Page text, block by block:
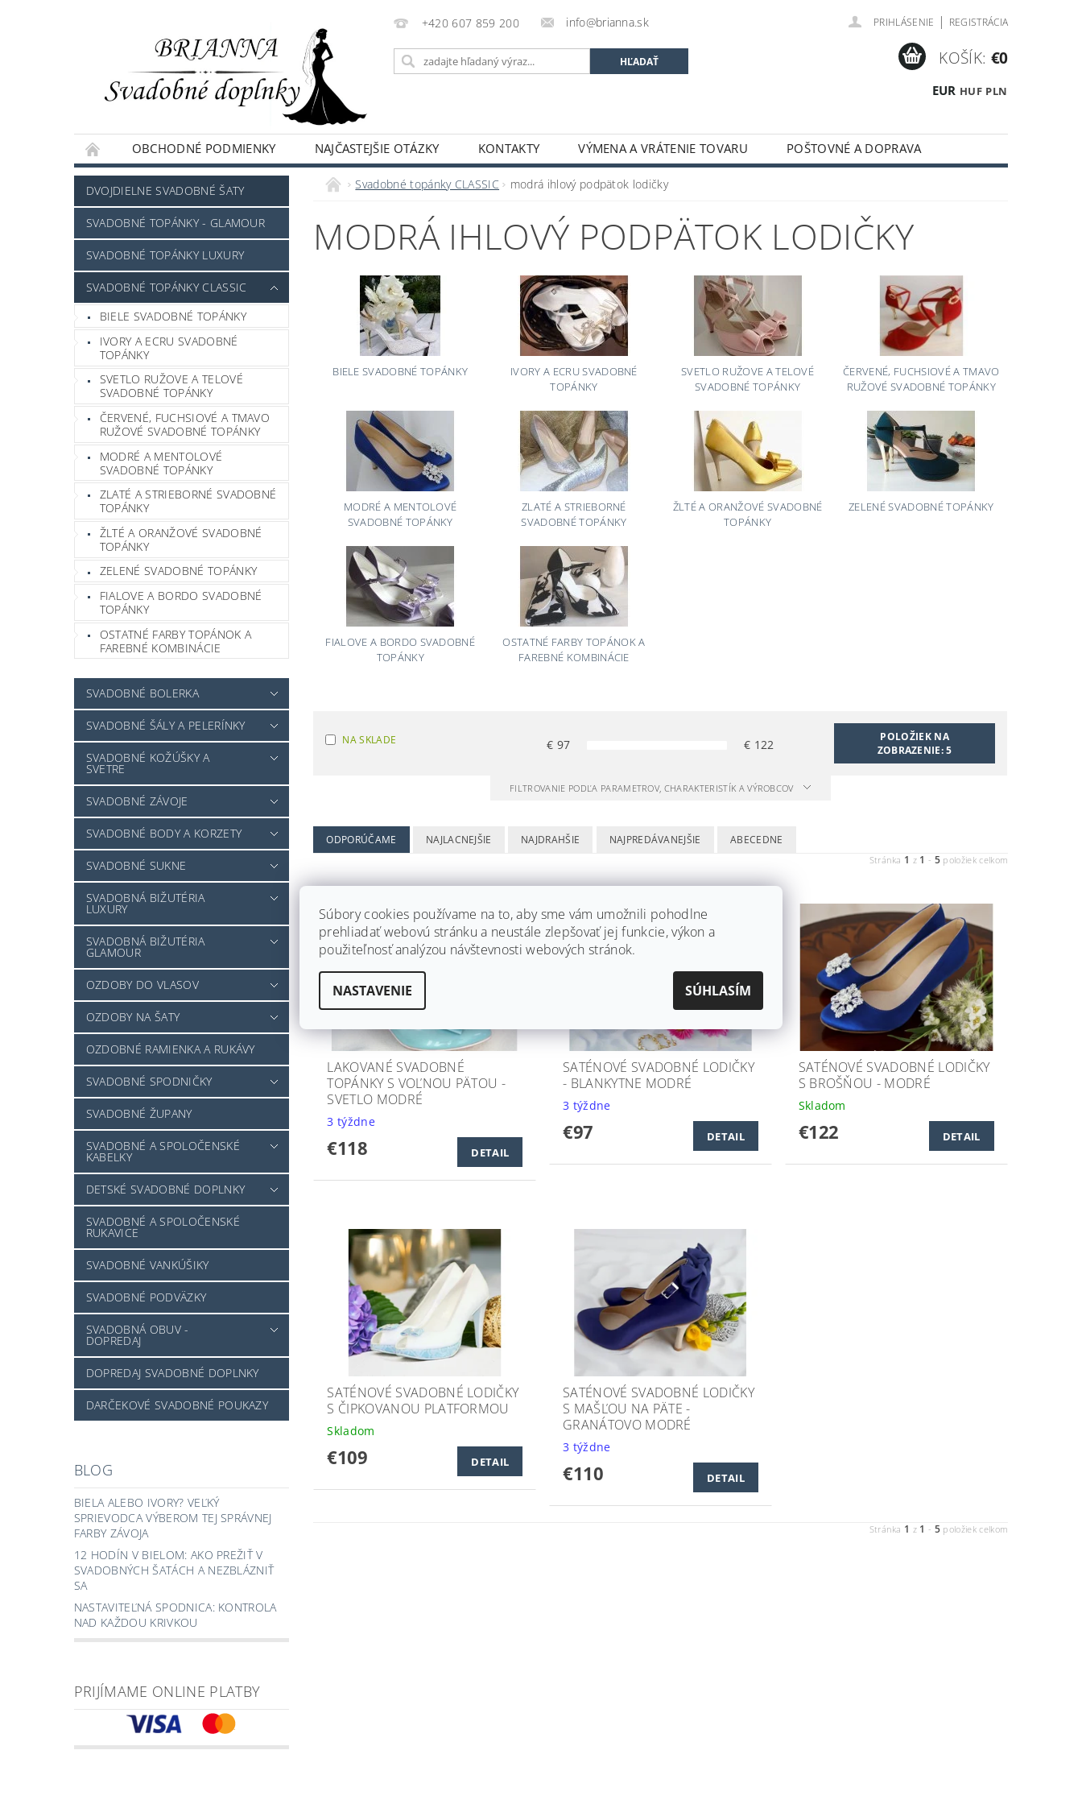
+420 607 859 200 info@brianna.sk PRIHLÁSENIE | REGISTRÁCIA
EUR HUF PLN
KOŠÍK: €0
OBCHODNÉ PODMIENKY NAJČASTEJŠIE OTÁZKY KONTAKTY VÝMENA A VRÁTENIE TOVARU
POŠTOVNÉ A DOPRAVA
NAPÍŠTE NÁM
DVOJDIELNE SVADOBNÉ ŠATY
SVADOBNÉ TOPÁNKY - GLAMOUR
SVADOBNÉ TOPÁNKY LUXURY
SVADOBNÉ TOPÁNKY CLASSIC
BIELE SVADOBNÉ TOPÁNKY
IVORY A ECRU SVADOBNÉ
TOPÁNKY
SVETLO RUŽOVE A TELOVÉ
SVADOBNÉ TOPÁNKY
ČERVENÉ, FUCHSIOVÉ A TMAVO
RUŽOVÉ SVADOBNÉ TOPÁNKY
MODRÉ A MENTOLOVÉ
SVADOBNÉ TOPÁNKY
ZLATÉ A STRIEBORNÉ SVADOBNÉ
TOPÁNKY
ŽLTÉ A ORANŽOVÉ SVADOBNÉ
TOPÁNKY
ZELENÉ SVADOBNÉ TOPÁNKY
FIALOVE A BORDO SVADOBNÉ
TOPÁNKY
OSTATNÉ FARBY TOPÁNOK A
FAREBNÉ KOMBINÁCIE
SVADOBNÉ BOLERKA
SVADOBNÉ ŠÁLY A PELERÍNKY
SVADOBNÉ KOŽÚŠKY A
SVETRE
SVADOBNÉ ZÁVOJE
SVADOBNÉ BODY A KORZETY
SVADOBNÉ SUKNE
SVADOBNÁ BIŽUTÉRIA
LUXURY
SVADOBNÁ BIŽUTÉRIA
GLAMOUR
OZDOBY DO VLASOV
OZDOBY NA ŠATY
OZDOBNÉ RAMIENKA A RUKÁVY
SVADOBNÉ SPODNIČKY
SVADOBNÉ ŽUPANY
SVADOBNÉ A SPOLOČENSKÉ
KABELKY
DETSKÉ SVADOBNÉ DOPLNKY
SVADOBNÉ A SPOLOČENSKÉ
RUKAVICE
SVADOBNÉ VANKÚŠIKY
SVADOBNÉ PODVÄZKY
SVADOBNÁ OBUV -
DOPREDAJ
DOPREDAJ SVADOBNÉ DOPLNKY
DARČEKOVÉ SVADOBNÉ POUKAZY
BLOG
BIELA ALEBO IVORY? VEĽKÝ
SPRIEVODCA VÝBEROM TEJ SPRÁVNEJ
FARBY ZÁVOJA
12 HODÍN V BIELOM: AKO PREŽIŤ V
SVADOBNÝCH ŠATÁCH A NEZBLÁZNIŤ
SA
NASTAVITEĽNÁ SPODNICA: KONTROLA
NAD KAŽDOU KRIVKOU
PRIJÍMAME ONLINE PLATBY
Svadobné topánky CLASSIC modrá ihlový podpätok lodičky
MODRÁ IHLOVÝ PODPÄTOK LODIČKY
BIELE SVADOBNÉ TOPÁNKY
IVORY A ECRU SVADOBNÉ
TOPÁNKY
SVETLO RUŽOVE A TELOVÉ
SVADOBNÉ TOPÁNKY
ČERVENÉ, FUCHSIOVÉ A TMAVO
RUŽOVÉ SVADOBNÉ TOPÁNKY
MODRÉ A MENTOLOVÉ
SVADOBNÉ TOPÁNKY
ZLATÉ A STRIEBORNÉ
SVADOBNÉ TOPÁNKY
ŽLTÉ A ORANŽOVÉ SVADOBNÉ
TOPÁNKY
ZELENÉ SVADOBNÉ TOPÁNKY
FIALOVE A BORDO SVADOBNÉ
TOPÁNKY
OSTATNÉ FARBY TOPÁNOK A
FAREBNÉ KOMBINÁCIE
NA SKLADE € 97 € 122
POLOŽIEK NA
ZOBRAZENIE:5
FILTROVANIE PODĽA PARAMETROV, CHARAKTERISTÍK A VÝROBCOV
ODPORÚČAME NAJLACNEJŠIE NAJDRAHŠIE NAJPREDÁVANEJŠIE ABECEDNE
Stránka 1 z 1 - 5 položiek celkom
LAKOVANÉ SVADOBNÉ
TOPÁNKY S VOĽNOU PÄTOU -
SVETLO MODRÉ
3 týždne
€118 DETAIL
SATÉNOVÉ SVADOBNÉ LODIČKY
- BLANKYTNE MODRÉ
3 týždne
€97 DETAIL
SATÉNOVÉ SVADOBNÉ LODIČKY
S BROŠŇOU - MODRÉ
Skladom
€122 DETAIL
SATÉNOVÉ SVADOBNÉ LODIČKY
S ČIPKOVANOU PLATFORMOU
Skladom
€109 DETAIL
SATÉNOVÉ SVADOBNÉ LODIČKY
S MAŠĽOU NA PÄTE -
GRANÁTOVO MODRÉ
3 týždne
€110 DETAIL
Stránka 1 z 1 - 5 položiek celkom
Súbory cookies používame na to, aby sme vám umožnili pohodlne
prehliadať webovú stránku a neustále zlepšovať jej funkcie, výkon a
použiteľnosť analýzou návštevnosti webových stránok.
NASTAVENIE SÚHLASÍM